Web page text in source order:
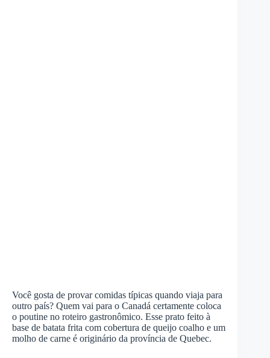
Você gosta de provar comidas típicas quando viaja para
outro país? Quem vai para o Canadá certamente coloca
o poutine no roteiro gastronômico. Esse prato feito à
base de batata frita com cobertura de queijo coalho e um
molho de carne é originário da província de Quebec.